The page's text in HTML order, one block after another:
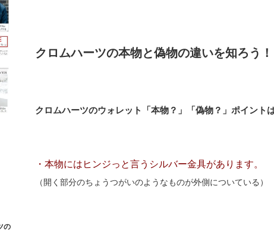
クロムハーツの本物と偽物の違いを知ろう
クロムハーツのウォレット「本物？」「偽物？」ポイント
・本物にはヒンジっと言うシルバー金具があります。
（開く部分のちょうつがいのようなものが外側についている）
の